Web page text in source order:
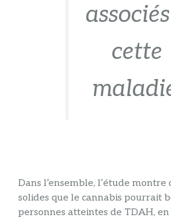
cette
Dans l’ensemble, l’étude montre
solides que le cannabis pourrait
personnes atteintes de TDAH,